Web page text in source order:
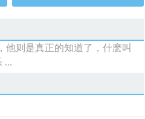
他则是真正的知道了，什麽叫
...